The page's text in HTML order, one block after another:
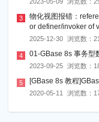
3
物化视图报错：
or definer/invoker of
2025-12-30 浏览数：
4 01-GBase 8s 事务型
2023-09-25 浏览数：
5 [GBase 8s 教程
2020-05-11 浏览数：